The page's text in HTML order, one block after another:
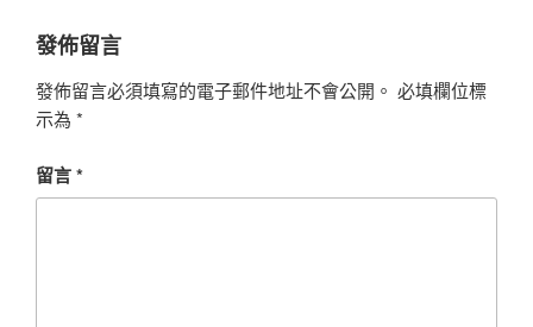
發佈留言
發佈留言必須填寫的電子郵件地址不會公開。 必填欄位標
示為 *
留言*